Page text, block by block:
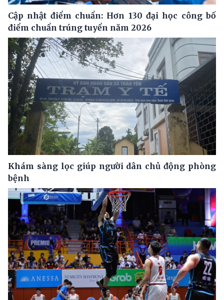
Cập nhật điểm chuẩn: Hơn 130 đại học công bố
điểm chuẩn trúng tuyển năm 2026
Khám sàng lọc giúp người dân chủ động phòng
bệnh